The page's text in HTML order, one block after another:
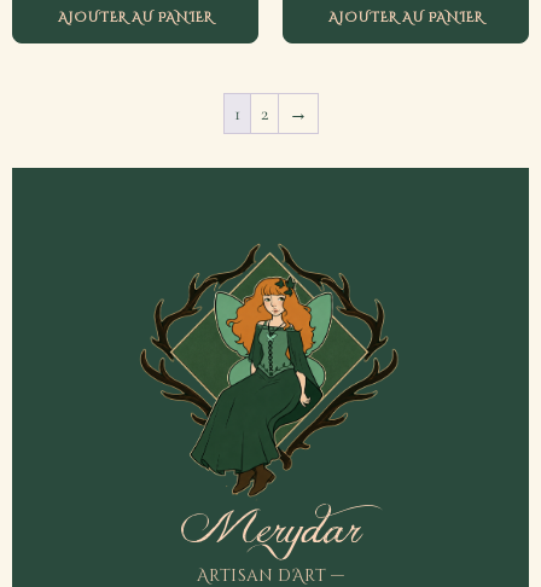
AJOUTER AU PANIER AJOUTER AU PANIER
1 2 →
Merydar
Artisan d'Art —